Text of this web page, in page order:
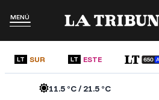
MENÚ
LT SUR LT ESTE
11.5°C /21.5°C